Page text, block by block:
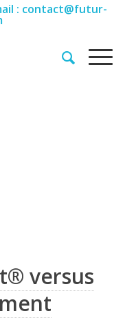
: contact@futur-
versus